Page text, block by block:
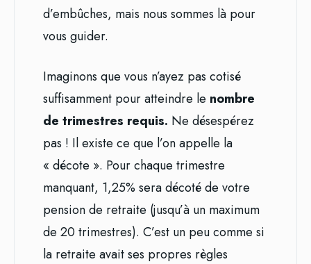
d’embûches, mais nous sommes là pour
vous guider.
Imaginons que vous n’ayez pas cotisé
suffisamment pour atteindre le nombre
de trimestres requis. Ne désespérez
pas ! Il existe ce que l’on appelle la
« décote ». Pour chaque trimestre
manquant, 1,25% sera décoté de votre
pension de retraite (jusqu’à un maximum
de 20 trimestres). C’est un peu comme si
la retraite avait ses propres règles